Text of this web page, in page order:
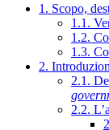
1. Scopo,
1.1.
1.2.
1.3.
2.
2.1.
2.2.